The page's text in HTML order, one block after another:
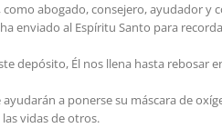
abogado, consejero, ayudador y
enviado al Espíritu Santo para
depósito, Él nos llena hasta rebosar
a ponerse su máscara de
vidas de otros.